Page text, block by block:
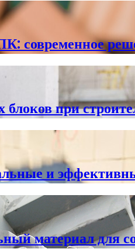
современное
при
и
материал для